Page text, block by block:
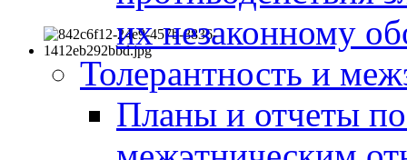
их незаконному
Толерантность и
Планы и отчеты